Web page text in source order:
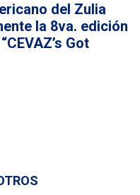
del Zulia
la 8va. edición
Got